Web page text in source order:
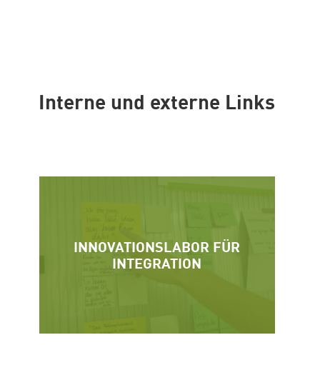
Interne und externe Links
HOME NOT SHELTER!
INNOVATIONSLABOR FÜR
INTEGRATION